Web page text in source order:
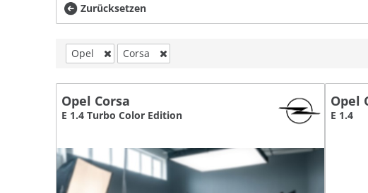
Zurücksetzen
Opel Corsa
Opel Corsa
E 1.4 Turbo Color Edition
Opel
E 1.4